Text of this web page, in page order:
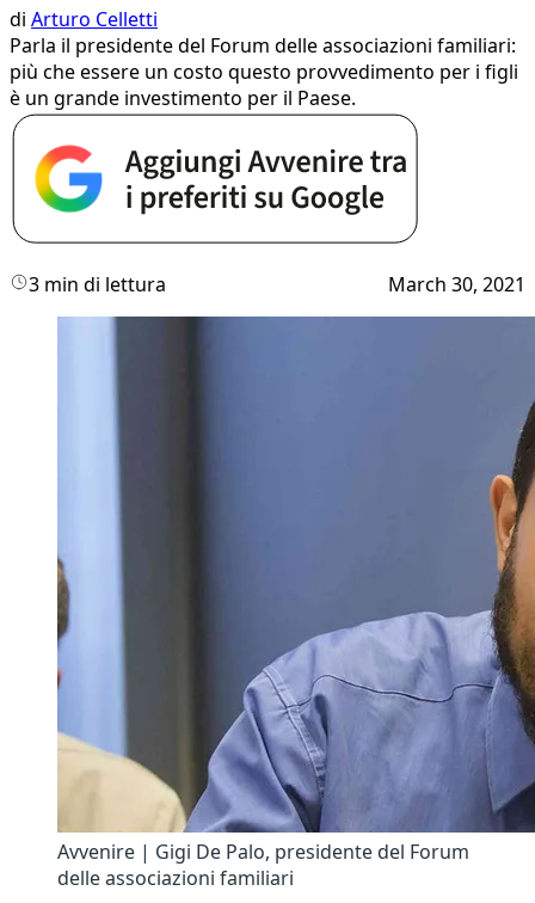
di Arturo Celletti
Parla il presidente del Forum delle associazioni familiari:
più che essere un costo questo provvedimento per i figli
è un grande investimento per il Paese.
3 min di lettura March 30, 2021
Avvenire | Gigi De Palo, presidente del Forum
delle associazioni familiari